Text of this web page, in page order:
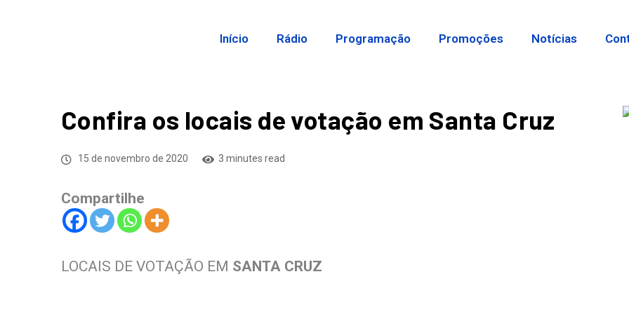
Início Rádio Programação Promoções Notícias
Confira os locais de votação em Santa Cruz
15 de novembro de 2020 3 minutes read
Compartilhe
LOCAIS DE VOTAÇÃO EM SANTA CRUZ